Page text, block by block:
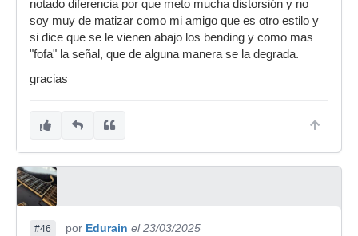
notado diferencia por que meto mucha distorsión y no
soy muy de matizar como mi amigo que es otro estilo y
si dice que se le vienen abajo los bending y como mas
"fofa" la señal, que de alguna manera se la degrada.
gracias
#46 por Edurain el 23/03/2025